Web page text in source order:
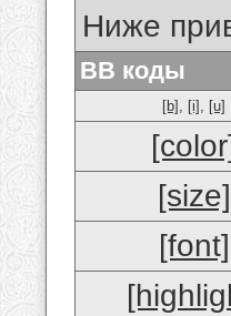
Ниже
BB коды
[b] , [i] , [u]
[size]
[font]